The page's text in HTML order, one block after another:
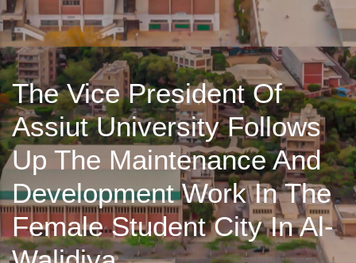
The Vice President Of
Assiut University Follows
Up The Maintenance And
Development Work In The
Female Student City In Al-